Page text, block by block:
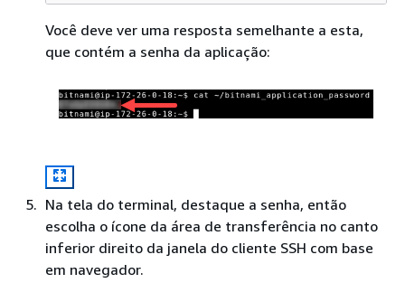
Você deve ver uma resposta semelhante a esta,
que contém a senha da aplicação:
Na tela do terminal, destaque a senha, então
escolha o ícone da área de transferência no canto
inferior direito da janela do cliente SSH com base
em navegador.